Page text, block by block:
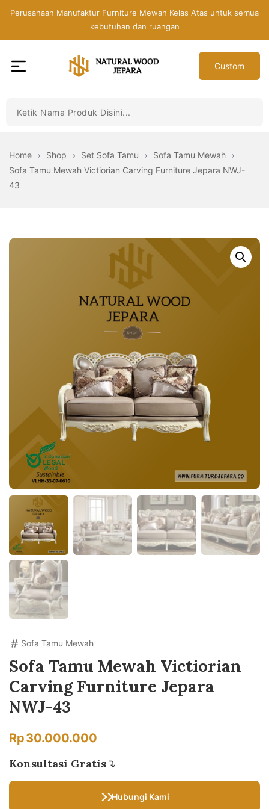
Perusahaan Manufaktur Furniture Mewah Kelas Atas untuk semua
kebutuhan dan ruangan
Jepara
Furniture
Jati
Custom
Home Shop Set Sofa Tamu
Sofa Tamu Mewah
Sofa Tamu Mewah Victiorian Carving Furniture Jepara NWJ-
43
Sofa Tamu Mewah
Sofa Tamu Mewah Victiorian
Carving Furniture Jepara
NWJ-43
Rp30.000.000
Konsultasi Gratis
Hubungi Kami